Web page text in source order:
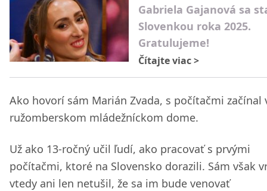
Gabriela Gajanová sa
Slovenkou roka 2025.
Gratulujeme!
Čítajte viac>
Ako hovorí sám Marián Zvada, s počítačmi začínal
ružomberskom mládežníckom dome.
Už ako 13-ročný učil ľudí, ako pracovať s prvými
počítačmi, ktoré na Slovensko dorazili. Sám však
vtedy ani len netušil, že sa im bude venovať